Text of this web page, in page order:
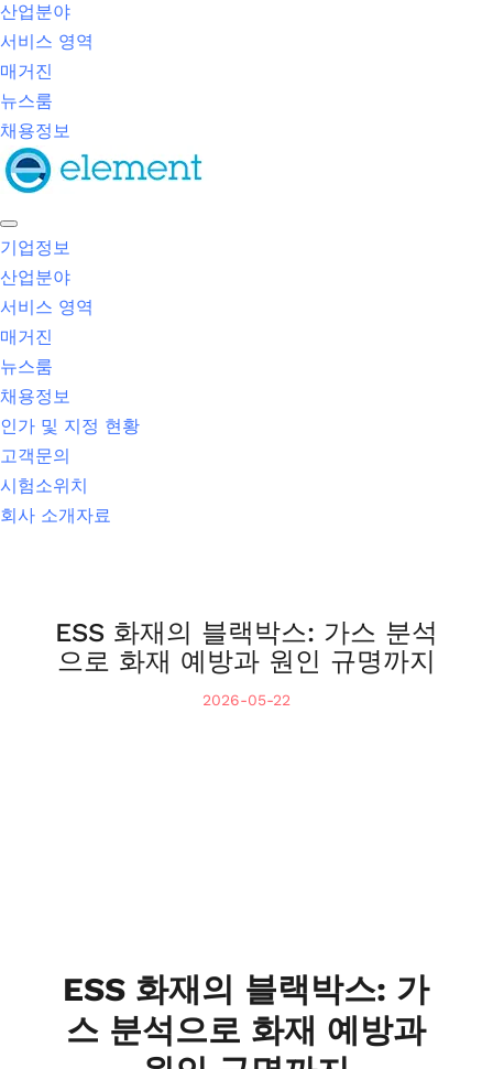
산업분야
서비스 영역
매거진
뉴스룸
채용정보
기업정보
산업분야
서비스 영역
매거진
뉴스룸
채용정보
인가 및 지정 현황
고객문의
시험소위치
회사 소개자료
ESS 화재의 블랙박스: 가스 분석
으로 화재 예방과 원인 규명까지
2026-05-22
ESS 화재의 블랙박스: 가
스 분석으로 화재 예방과